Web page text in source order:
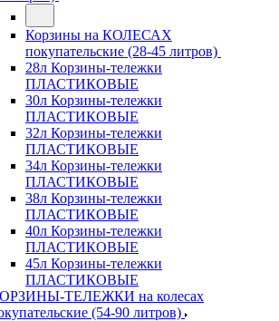
Корзины на КОЛЕСАХ
покупательские (28-45 литров)
28л Корзины-тележки
ПЛАСТИКОВЫЕ
30л Корзины-тележки
ПЛАСТИКОВЫЕ
32л Корзины-тележки
ПЛАСТИКОВЫЕ
34л Корзины-тележки
ПЛАСТИКОВЫЕ
38л Корзины-тележки
ПЛАСТИКОВЫЕ
40л Корзины-тележки
ПЛАСТИКОВЫЕ
45л Корзины-тележки
ПЛАСТИКОВЫЕ
ТЕЛЕЖКИ на колесах
(54-90 литров)